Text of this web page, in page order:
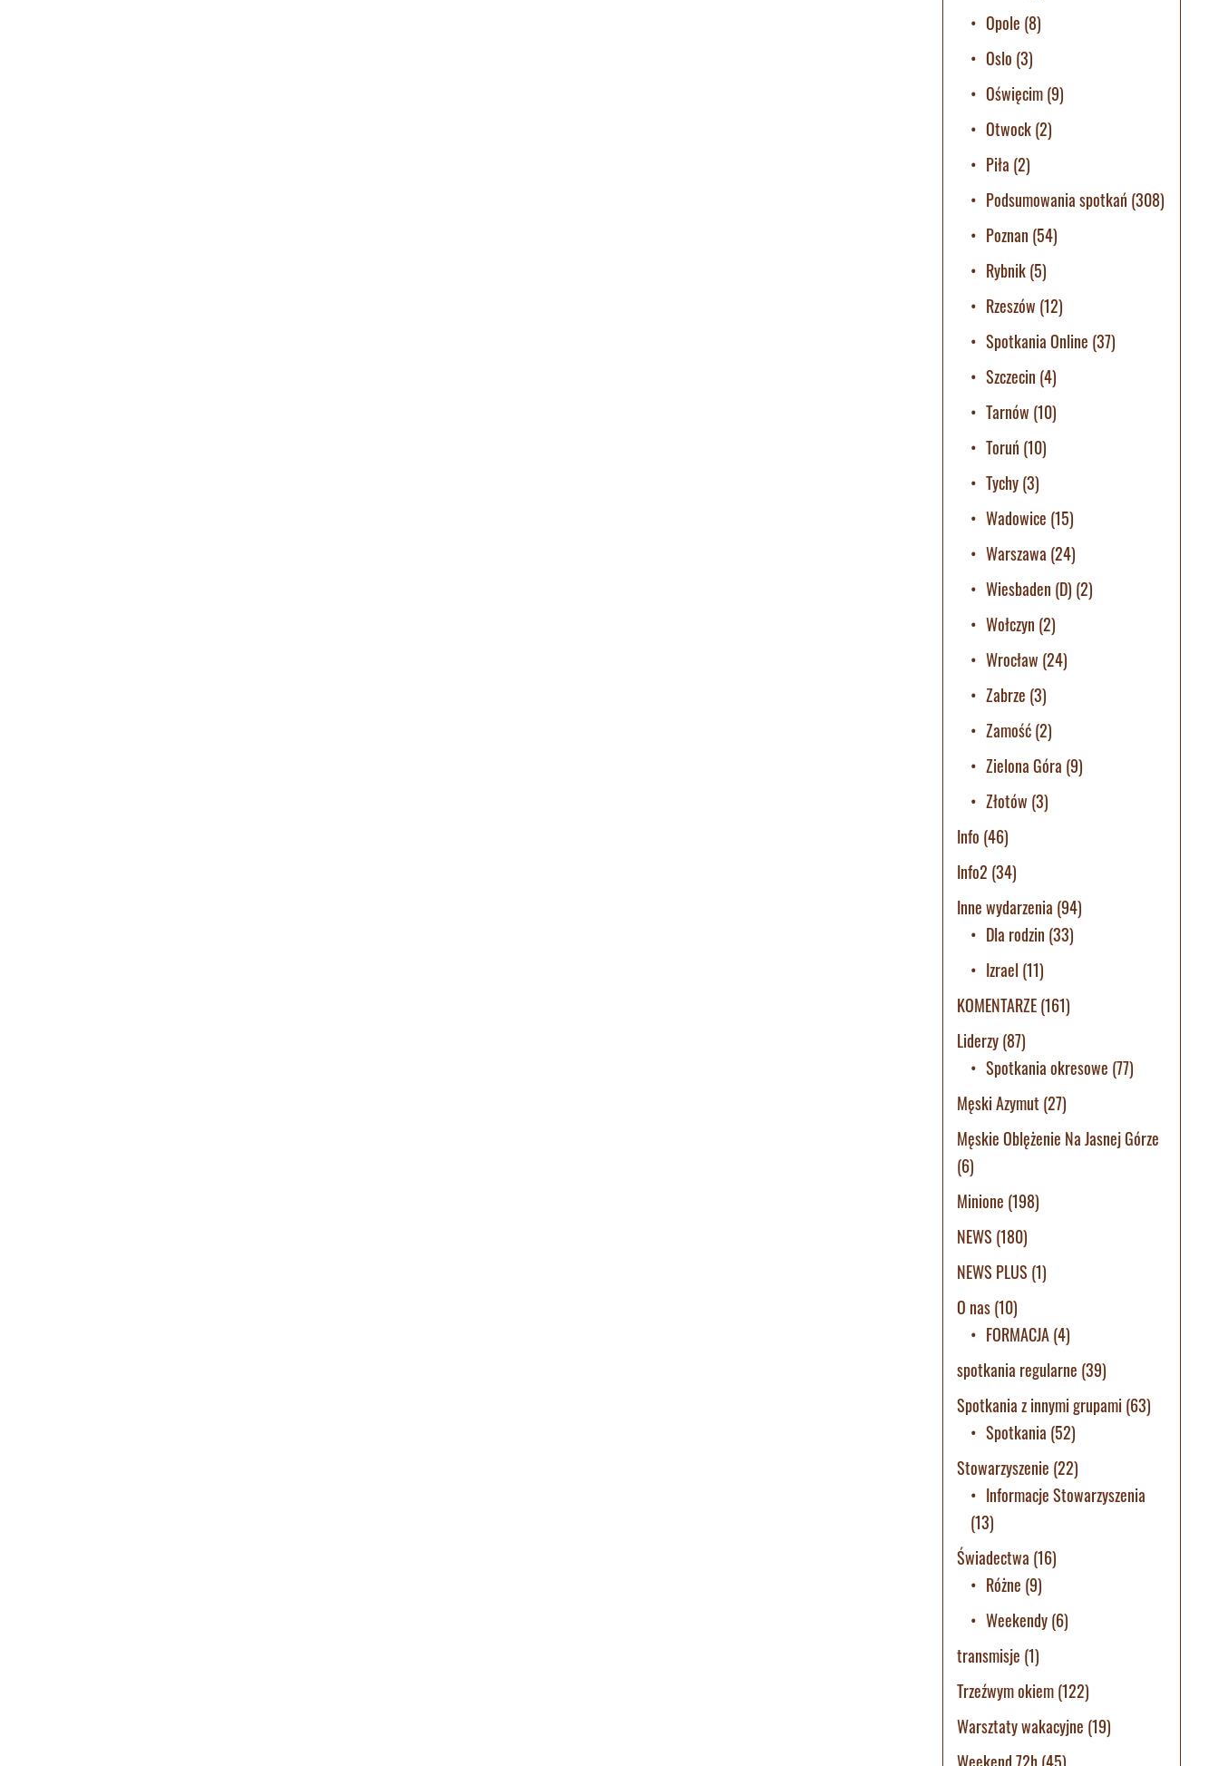
Opole (8)
Oslo (3)
Oświęcim(9)
Otwock(2)
Piła (2)
Podsumowania spotkań (308)
Poznan (54)
Rybnik(5)
Rzeszów (12)
Spotkania Online (37)
Szczecin (4)
Tarnów (10)
Toruń (10)
Tychy(3)
Wadowice (15)
Warszawa (24)
Wiesbaden (D) (2)
Wołczyn (2)
Wrocław (24)
Zabrze (3)
Zamość(2)
Zielona Góra (9)
Złotów (3)
Info (46)
Info2 (34)
Inne wydarzenia (94)
Dla rodzin (33)
Izrael (11)
KOMENTARZE(161)
Liderzy(87)
Spotkania okresowe (77)
Męski Azymut (27)
Męskie Oblężenie Na Jasnej Górze
(6)
Minione (198)
NEWS (180)
NEWS PLUS (1)
O nas(10)
FORMACJA(4)
spotkania regularne (39)
Spotkania z innymi grupami (63)
Spotkania (52)
Stowarzyszenie (22)
Informacje Stowarzyszenia
(13)
Świadectwa (16)
Różne (9)
Weekendy(6)
transmisje (1)
Trzeźwym okiem(122)
Warsztaty wakacyjne (19)
Weekend 72h(45)